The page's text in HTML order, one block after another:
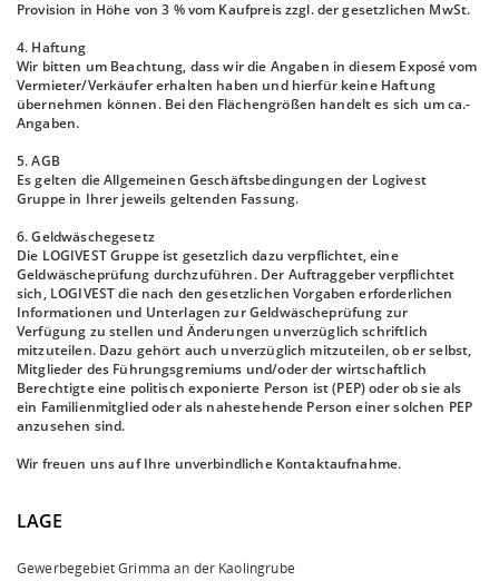
Provision in Höhe von 3 % vom Kaufpreis zzgl. der gesetzlichen MwSt.
4. Haftung
Wir bitten um Beachtung, dass wir die Angaben in diesem Exposé vom
Vermieter/Verkäufer erhalten haben und hierfür keine Haftung
übernehmen können. Bei den Flächengrößen handelt es sich um ca.-
Angaben.
5. AGB
Es gelten die Allgemeinen Geschäftsbedingungen der Logivest
Gruppe in Ihrer jeweils geltenden Fassung.
6. Geldwäschegesetz
Die LOGIVEST Gruppe ist gesetzlich dazu verpflichtet, eine
Geldwäscheprüfung durchzuführen. Der Auftraggeber verpflichtet
sich, LOGIVEST die nach den gesetzlichen Vorgaben erforderlichen
Informationen und Unterlagen zur Geldwäscheprüfung zur
Verfügung zu stellen und Änderungen unverzüglich schriftlich
mitzuteilen. Dazu gehört auch unverzüglich mitzuteilen, ob er selbst,
Mitglieder des Führungsgremiums und/oder der wirtschaftlich
Berechtigte eine politisch exponierte Person ist (PEP) oder ob sie als
ein Familienmitglied oder als nahestehende Person einer solchen PEP
anzusehen sind.
Wir freuen uns auf Ihre unverbindliche Kontaktaufnahme.
LAGE
Gewerbegebiet Grimma an der Kaolingrube